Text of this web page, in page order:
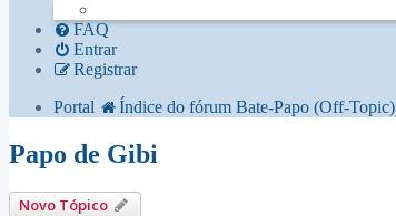
FAQ
Entrar
Registrar
Portal
Índice do fórum Bate-Papo (Off-Topic)
Papo de Gibi
Novo Tópico